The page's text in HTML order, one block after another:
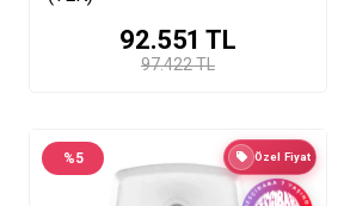
97.422 TL
92.551 TL
%5 Özel Fiyat